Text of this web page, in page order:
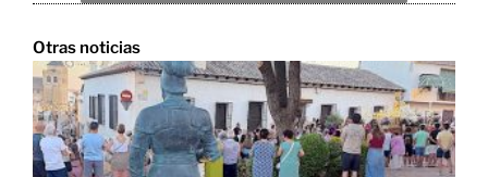
Otras noticias